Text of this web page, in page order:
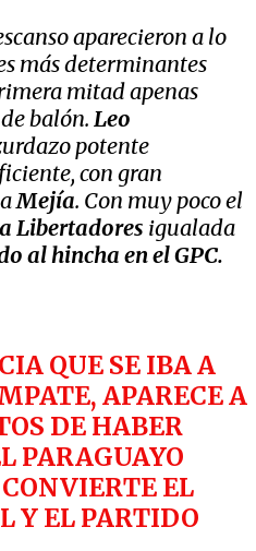
aparecieron a lo
más determinantes
mitad apenas
balón. Leo
potente
con gran
Mejía. Con muy poco el
Libertadores igualada
al hincha en el GPC.
QUE SE IBA A
APARECE A
DE HABER
PARAGUAYO
EL
Y EL PARTIDO